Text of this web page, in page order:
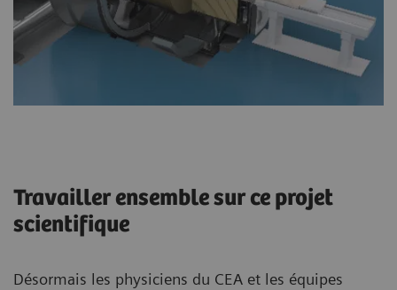
Travailler ensemble sur ce projet
scientifique
Désormais les physiciens du CEA et les équipes